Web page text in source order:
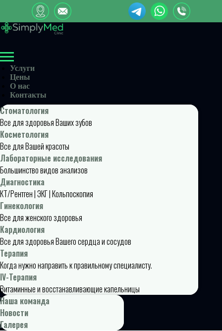
Услуги
Цены
О нас
Контакты
Стоматология
Все для здоровья Ваших зубов
Косметология
Все для Вашей красоты
Лабораторные исследования
Большинство видов анализов
Диагностика
КТ/Рентген | ЭКГ | Кольпоскопия
Гинекология
Все для женского здоровья
Кардиология
Все для здоровья Вашего сердца и сосудов
Терапия
Когда нужно направить к правильному специалисту.
IV-Терапия
Витаминные и восстанавливающие капельницы
Наша команда
Новости
Галерея